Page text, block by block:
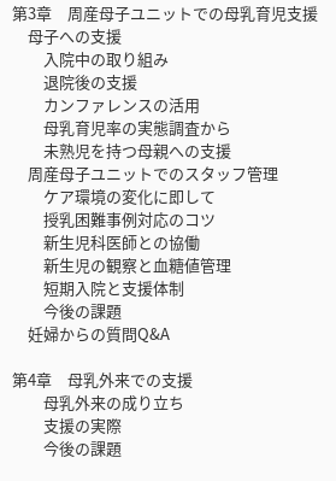
第3章 周産母子ユニットでの母乳育児支援
母子への支援
入院中の取り組み
退院後の支援
カンファレンスの活用
母乳育児率の実態調査から
未熟児を持つ母親への支援
周産母子ユニットでのスタッフ管理
ケア環境の変化に即して
授乳困難事例対応のコツ
新生児科医師との協働
新生児の観察と血糖値管理
短期入院と支援体制
今後の課題
妊婦からの質問Q&A
第4章 母乳外来での支援
母乳外来の成り立ち
支援の実際
今後の課題